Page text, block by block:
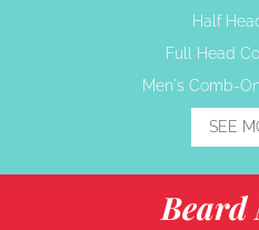
Half
Full Head
Men's Comb-
SEE
Beard